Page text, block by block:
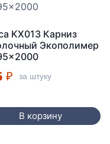
KX013 Карниз
Экополимер
₽ за штуку
В корзину